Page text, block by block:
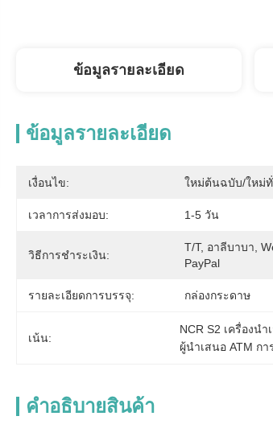
ข้อมูลรายละเอียด
ข้อมูลรายละเอียด
เงื่อนไข: ใหม่ต้นฉบับ/ใหม่
เวลาการส่งมอบ: 1-5 วัน
วิธีการชำระเงิน:
T/T, อาลีบาบา,
PayPal
รายละเอียดการบรรจุ: กล่องกระดาษ
เน้น:
NCR S2 เครื่องนํ
ผู้นําเสนอ ATM กา
คําอธิบายสินค้า